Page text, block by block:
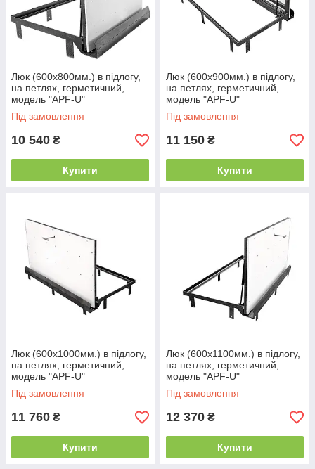
Люк (600х800мм.) в підлогу,
на петлях, герметичний,
модель "APF-U"
Під замовлення
10 540 ₴
Купити
Люк (600х900мм.) в підлогу,
на петлях, герметичний,
модель "APF-U"
Під замовлення
11 150 ₴
Купити
Люк (600х1000мм.) в підлогу,
на петлях, герметичний,
модель "APF-U"
Під замовлення
11 760 ₴
Купити
Люк (600х1100мм.) в підлогу,
на петлях, герметичний,
модель "APF-U"
Під замовлення
12 370 ₴
Купити